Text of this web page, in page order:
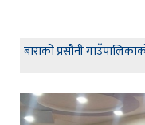
बाराको प्रसौनी